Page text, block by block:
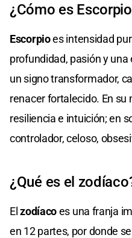
¿Cómo es
Escorpioes intensidad
profundidad, pasión y
un signo transformador,
renacer fortalecido. En
resiliencia e intuición; en
controlador, celoso,
¿Qué es el
Elzodíacoes una franja
en 12 partes, por donde